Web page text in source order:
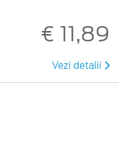
€ 11,89
Vezi detalii